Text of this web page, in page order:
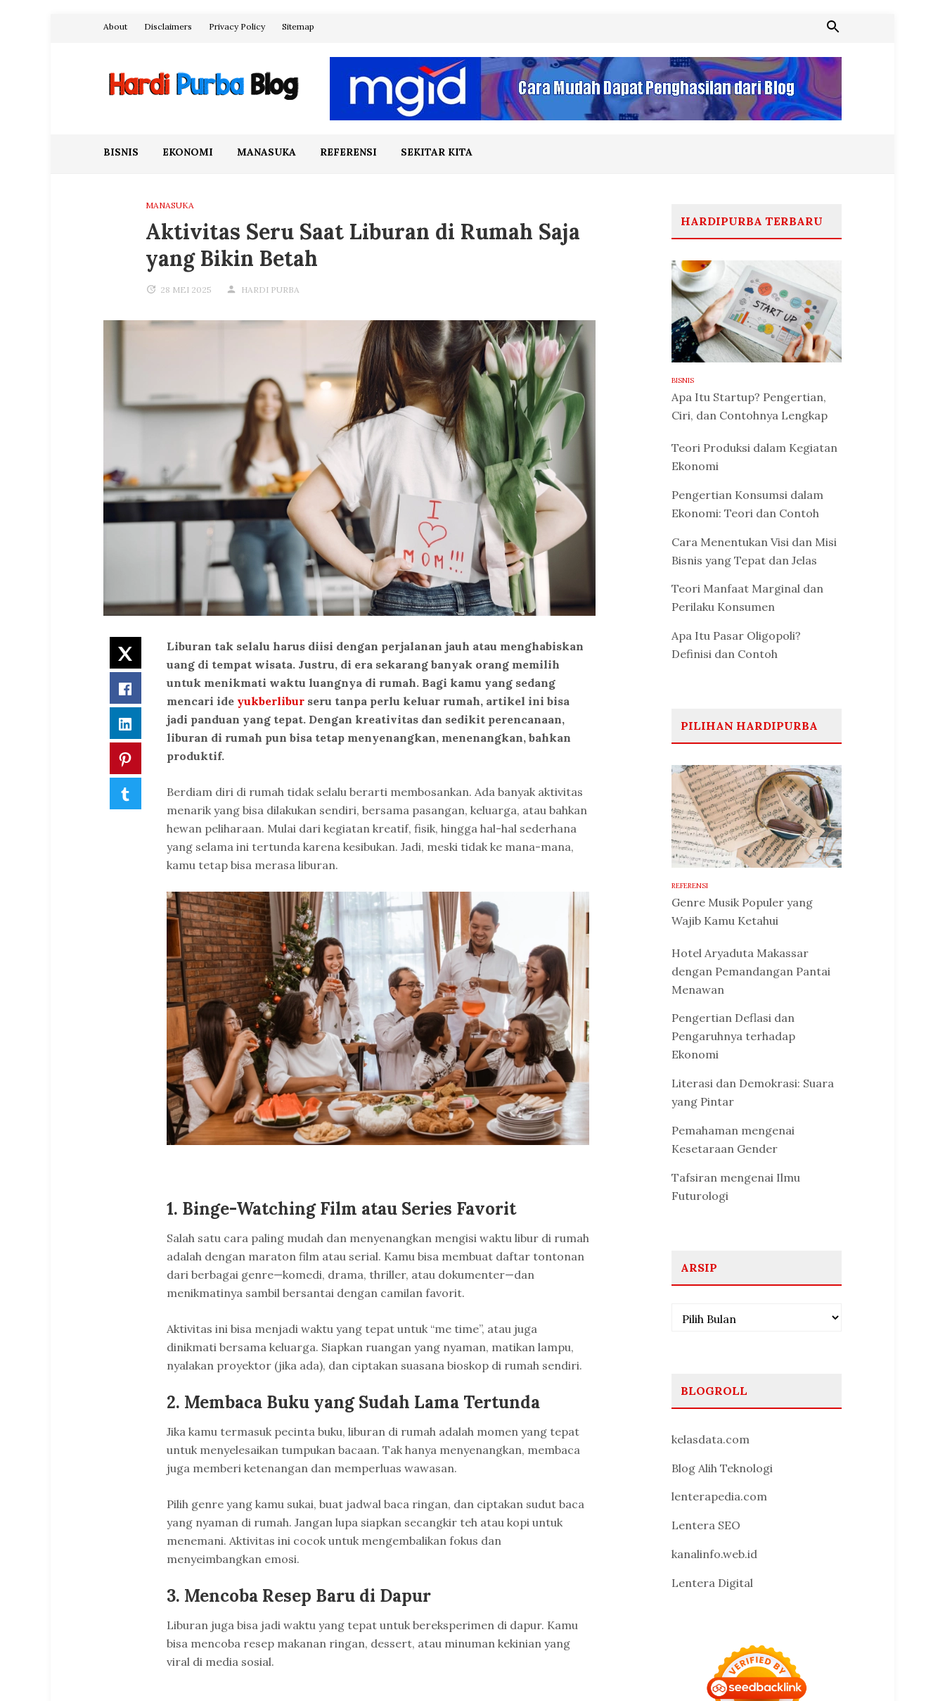
About Disclaimers Privacy Policy Sitemap
BISNIS EKONOMI MANASUKA REFERENSI SEKITAR KITA
MANASUKA
Aktivitas Seru Saat Liburan di Rumah Saja
yang Bikin Betah
28 MEI 2025 HARDI PURBA
Twitter
Facebook
LinkedIn
Pinterest
Tumblr
Liburan tak selalu harus diisi dengan perjalanan jauh atau menghabiskan
uang di tempat wisata. Justru, di era sekarang banyak orang memilih
untuk menikmati waktu luangnya di rumah. Bagi kamu yang sedang
mencari ide yukberlibur seru tanpa perlu keluar rumah, artikel ini bisa
jadi panduan yang tepat. Dengan kreativitas dan sedikit perencanaan,
liburan di rumah pun bisa tetap menyenangkan, menenangkan, bahkan
produktif.
Berdiam diri di rumah tidak selalu berarti membosankan. Ada banyak aktivitas
menarik yang bisa dilakukan sendiri, bersama pasangan, keluarga, atau bahkan
hewan peliharaan. Mulai dari kegiatan kreatif, fisik, hingga hal-hal sederhana
yang selama ini tertunda karena kesibukan. Jadi, meski tidak ke mana-mana,
kamu tetap bisa merasa liburan.
1. Binge-Watching Film atau Series Favorit
Salah satu cara paling mudah dan menyenangkan mengisi waktu libur di rumah
adalah dengan maraton film atau serial. Kamu bisa membuat daftar tontonan
dari berbagai genre—komedi, drama, thriller, atau dokumenter—dan
menikmatinya sambil bersantai dengan camilan favorit.
Aktivitas ini bisa menjadi waktu yang tepat untuk “me time”, atau juga
dinikmati bersama keluarga. Siapkan ruangan yang nyaman, matikan lampu,
nyalakan proyektor (jika ada), dan ciptakan suasana bioskop di rumah sendiri.
2. Membaca Buku yang Sudah Lama Tertunda
Jika kamu termasuk pecinta buku, liburan di rumah adalah momen yang tepat
untuk menyelesaikan tumpukan bacaan. Tak hanya menyenangkan, membaca
juga memberi ketenangan dan memperluas wawasan.
Pilih genre yang kamu sukai, buat jadwal baca ringan, dan ciptakan sudut baca
yang nyaman di rumah. Jangan lupa siapkan secangkir teh atau kopi untuk
menemani. Aktivitas ini cocok untuk mengembalikan fokus dan
menyeimbangkan emosi.
3. Mencoba Resep Baru di Dapur
Liburan juga bisa jadi waktu yang tepat untuk bereksperimen di dapur. Kamu
bisa mencoba resep makanan ringan, dessert, atau minuman kekinian yang
viral di media sosial.
HARDIPURBA TERBARU
BISNIS
Apa Itu Startup? Pengertian,
Ciri, dan Contohnya Lengkap
Teori Produksi dalam Kegiatan
Ekonomi
Pengertian Konsumsi dalam
Ekonomi: Teori dan Contoh
Cara Menentukan Visi dan Misi
Bisnis yang Tepat dan Jelas
Teori Manfaat Marginal dan
Perilaku Konsumen
Apa Itu Pasar Oligopoli?
Definisi dan Contoh
PILIHAN HARDIPURBA
REFERENSI
Genre Musik Populer yang
Wajib Kamu Ketahui
Hotel Aryaduta Makassar
dengan Pemandangan Pantai
Menawan
Pengertian Deflasi dan
Pengaruhnya terhadap
Ekonomi
Literasi dan Demokrasi: Suara
yang Pintar
Pemahaman mengenai
Kesetaraan Gender
Tafsiran mengenai Ilmu
Futurologi
ARSIP
Arsip
BLOGROLL
kelasdata.com
Blog Alih Teknologi
lenterapedia.com
Lentera SEO
kanalinfo.web.id
Lentera Digital